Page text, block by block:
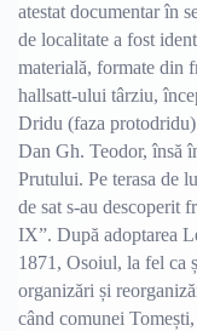
atestat documentar în
de localitate a fost
materială, formate din
hallsatt-ului târziu,
Dridu (faza
Dan Gh. Teodor, însă
Prutului. Pe terasa de
de sat s-au descoperit
IX”. După adoptarea
1871, Osoiul, la fel ca
organizări și
când comunei